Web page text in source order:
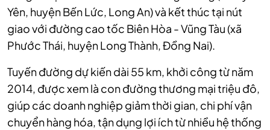
Yên, huyện Bến Lức, Long An) và kết thúc tại nút
giao với đường cao tốc Biên Hòa - Vũng Tàu (xã
Phước Thái, huyện Long Thành, Đồng Nai).
Tuyến đường dự kiến dài 55 km, khởi công từ năm
2014, được xem là con đường thương mại triệu đô,
giúp các doanh nghiệp giảm thời gian, chi phí vận
chuyển hàng hóa, tận dụng lợi ích từ nhiều hệ thống